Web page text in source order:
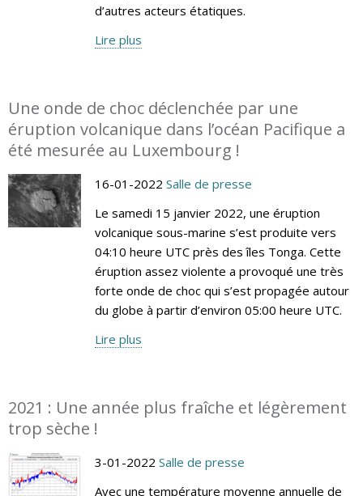
d’autres acteurs étatiques.
Lire plus
Une onde de choc déclenchée par une
éruption volcanique dans l’océan Pacifique a
été mesurée au Luxembourg !
16-01-2022 Salle de presse
Le samedi 15 janvier 2022, une éruption
volcanique sous-marine s’est produite vers
04:10 heure UTC près des îles Tonga. Cette
éruption assez violente a provoqué une très
forte onde de choc qui s’est propagée autour
du globe à partir d’environ 05:00 heure UTC.
Lire plus
2021 : Une année plus fraîche et légèrement
trop sèche !
3-01-2022 Salle de presse
Avec une température moyenne annuelle de